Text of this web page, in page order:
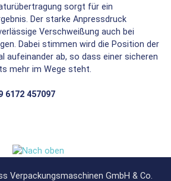
sorgt für ein
Der starke Anpressdruck
Verschweißung auch bei
Dabei stimmen wird die Position der
aufeinander ab, so dass einer sicheren
mehr im Wege steht.
6172 457097